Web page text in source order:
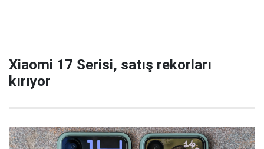
Xiaomi 17 Serisi, satış rekorları
kırıyor